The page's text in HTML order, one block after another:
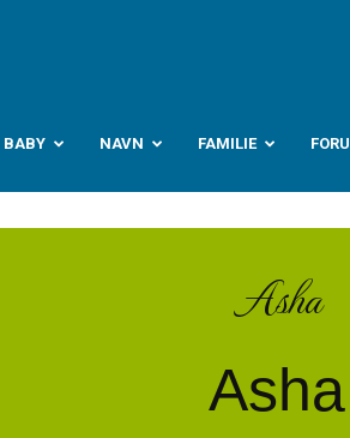
BABY NAVN FAMILIE
Asha
Asha